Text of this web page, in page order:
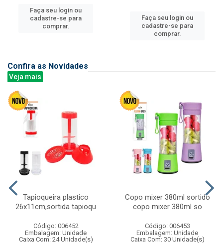
Faça seu login ou
cadastre-se para
comprar.
Faça seu login ou
cadastre-se para
comprar.
Confira as Novidades
Veja mais
Tapioqueira plastico
26x11cm,sortida tapioqu
Código: 006452
Embalagem: Unidade
Caixa Com: 24 Unidade(s)
Copo mixer 380ml sortido
copo mixer 380ml so
Código: 006453
Embalagem: Unidade
Caixa Com: 30 Unidade(s)